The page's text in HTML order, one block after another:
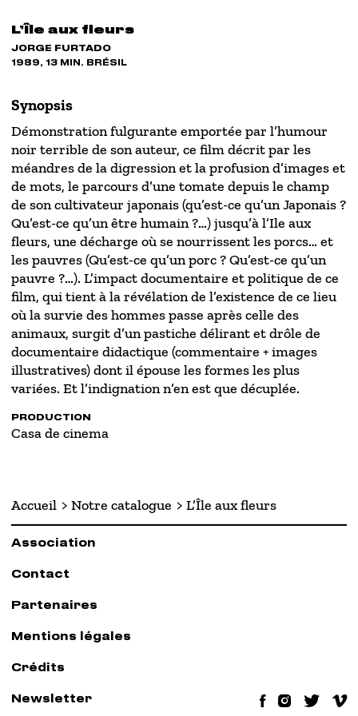
L’Île aux fleurs
JORGE FURTADO
1989, 13 MIN. BRÉSIL
Synopsis
Démonstration fulgurante emportée par l’humour
noir terrible de son auteur, ce film décrit par les
méandres de la digression et la profusion d’images et
de mots, le parcours d’une tomate depuis le champ
de son cultivateur japonais (qu’est-ce qu’un Japonais ?
Qu’est-ce qu’un être humain ?…) jusqu’à l’Ile aux
fleurs, une décharge où se nourrissent les porcs… et
les pauvres (Qu’est-ce qu’un porc ? Qu’est-ce qu’un
pauvre ?…). L’impact documentaire et politique de ce
film, qui tient à la révélation de l’existence de ce lieu
où la survie des hommes passe après celle des
animaux, surgit d’un pastiche délirant et drôle de
documentaire didactique (commentaire + images
illustratives) dont il épouse les formes les plus
variées. Et l’indignation n’en est que décuplée.
PRODUCTION
Casa de cinema
Accueil Notre catalogue L’Île aux fleurs
Association
Contact
Partenaires
Mentions légales
Crédits
Facebook
Newsletter